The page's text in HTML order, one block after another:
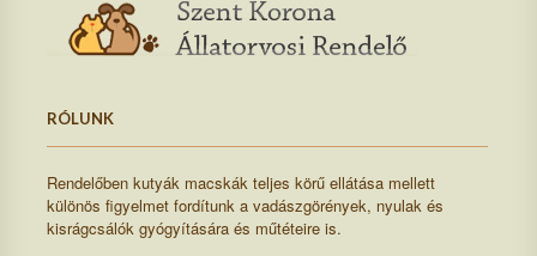
RÓLUNK
Rendelőben kutyák macskák teljes körű ellátása mellett
különös figyelmet fordítunk a vadászgörények, nyulak és
kisrágcsálók gyógyítására és műtéteire is.